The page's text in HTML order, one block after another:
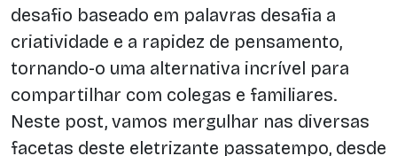
desafio baseado em palavras desafia a
criatividade e a rapidez de pensamento,
tornando-o uma alternativa incrível para
compartilhar com colegas e familiares.
Neste post, vamos mergulhar nas diversas
facetas deste eletrizante passatempo, desde